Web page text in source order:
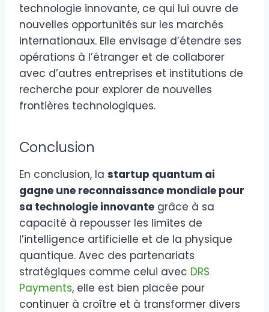
technologie innovante, ce qui lui ouvre de
nouvelles opportunités sur les marchés
internationaux. Elle envisage d’étendre ses
opérations à l’étranger et de collaborer
avec d’autres entreprises et institutions de
recherche pour explorer de nouvelles
frontières technologiques.
Conclusion
En conclusion, la startup quantum ai
gagne une reconnaissance mondiale pour
sa technologie innovante grâce à sa
capacité à repousser les limites de
l’intelligence artificielle et de la physique
quantique. Avec des partenariats
stratégiques comme celui avec DRS
Payments, elle est bien placée pour
continuer à croître et à transformer divers